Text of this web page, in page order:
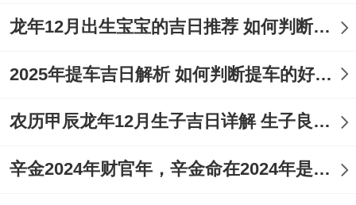
龙年12月出生宝宝的吉日推荐 如何判断吉日是否适合宝宝
2025年提车吉日解析 如何判断提车的好日子
农历甲辰龙年12月生子吉日详解 生子良辰的影响因素
辛金2024年财官年，辛金命在2024年是财官年还是财印年